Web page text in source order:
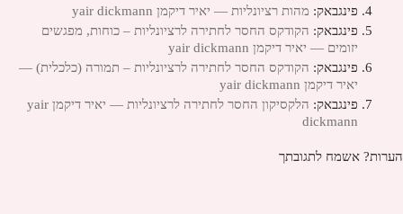
פינגבאק: מהות רציונליות — יאיר דיקמן yair dickmann
פינגבאק: הקודקס החסר לחתירה לרציונליות – כוחות, מפגשים
יזומים — יאיר דיקמן yair dickmann
פינגבאק: הקודקס החסר לחתירה לרציונליות – תמורה (כלכלית) —
יאיר דיקמן yair dickmann
פינגבאק:
הלקסיקון החסר לחתירה לרציונליות — יאיר דיקמן yair
dickmann
הערות? אשמח לתגובתך